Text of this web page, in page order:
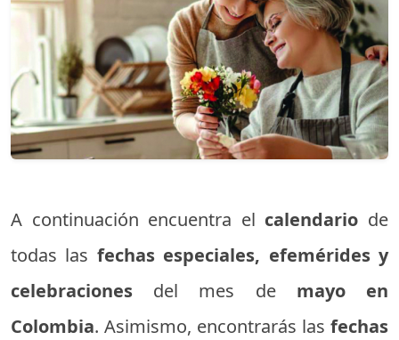
A continuación encuentra el calendario de
todas las fechas especiales, efemérides y
celebraciones del mes de mayo en
Colombia. Asimismo, encontrarás las fechas